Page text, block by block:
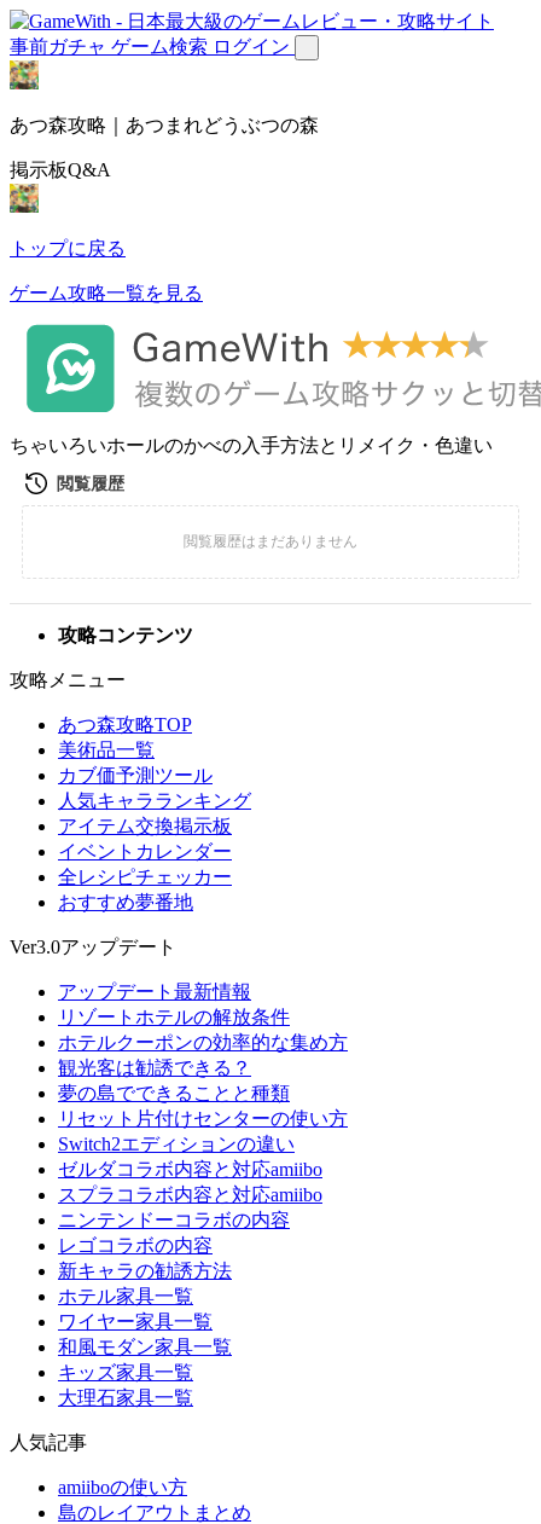
事前ガチャ ゲーム検索 ログイン
あつ森攻略｜あつまれどうぶつの森
掲示板Q&A
トップに戻る
ゲーム攻略一覧を見る
ちゃいろいホールのかべの入手方法とリメイク・色違い
攻略コンテンツ
攻略メニュー
あつ森攻略TOP
美術品一覧
カブ価予測ツール
人気キャラランキング
アイテム交換掲示板
イベントカレンダー
全レシピチェッカー
おすすめ夢番地
Ver3.0アップデート
アップデート最新情報
リゾートホテルの解放条件
ホテルクーポンの効率的な集め方
観光客は勧誘できる？
夢の島でできることと種類
リセット片付けセンターの使い方
Switch2エディションの違い
ゼルダコラボ内容と対応amiibo
スプラコラボ内容と対応amiibo
ニンテンドーコラボの内容
レゴコラボの内容
新キャラの勧誘方法
ホテル家具一覧
ワイヤー家具一覧
和風モダン家具一覧
キッズ家具一覧
大理石家具一覧
人気記事
amiiboの使い方
島のレイアウトまとめ